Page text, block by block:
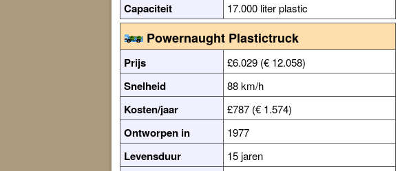
Capaciteit 17.000 liter plastic
Powernaught Plastictruck
Prijs £6.029 (€ 12.058)
Snelheid 88 km/h
Kosten/jaar £787 (€ 1.574)
Ontworpen in 1977
Levensduur 15 jaren